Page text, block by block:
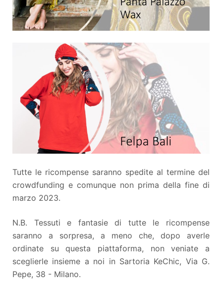
Tutte le ricompense saranno spedite al termine del
crowdfunding e comunque non prima della fine di
marzo 2023.
N.B. Tessuti e fantasie di tutte le ricompense
saranno a sorpresa, a meno che, dopo averle
ordinate su questa piattaforma, non veniate a
sceglierle insieme a noi in Sartoria KeChic, Via G.
Pepe, 38 - Milano.